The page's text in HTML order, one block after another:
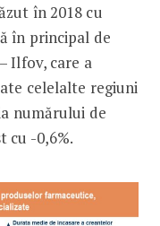
în 2018 cu
în principal de
Ilfov, care a
celelalte regiuni
numărului de
cu -0,6%.